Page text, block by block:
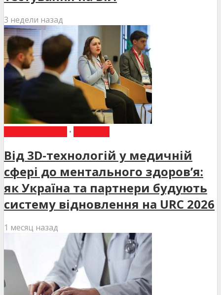
3 недели назад
•
Від 3D-технологій у медичній
сфері до ментального здоров’я:
як Україна та партнери будують
систему відновлення на URC 2026
1 месяц назад